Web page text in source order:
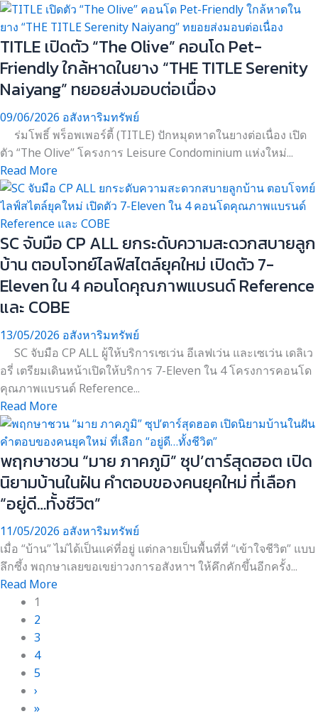
TITLE เปิดตัว “The Olive” คอนโด Pet-
Friendly ใกล้หาดในยาง “THE TITLE Serenity
Naiyang” ทยอยส่งมอบต่อเนื่อง
09/06/2026 อสังหาริมทรัพย์
ร่มโพธิ์ พร็อพเพอร์ตี้ (TITLE) ปักหมุดหาดในยางต่อเนื่อง เปิด
ตัว “The Olive” โครงการ Leisure Condominium แห่งใหม่...
Read More
SC จับมือ CP ALL ยกระดับความสะดวกสบายลูก
บ้าน ตอบโจทย์ไลฟ์สไตล์ยุคใหม่ เปิดตัว 7-
Eleven ใน 4 คอนโดคุณภาพแบรนด์ Reference
และ COBE
13/05/2026 อสังหาริมทรัพย์
SC จับมือ CP ALL ผู้ให้บริการเซเว่น อีเลฟเว่น และเซเว่น เดลิเว
อรี่ เตรียมเดินหน้าเปิดให้บริการ 7-Eleven ใน 4 โครงการคอนโด
คุณภาพแบรนด์ Reference...
Read More
พฤกษาชวน “มาย ภาคภูมิ” ซุป’ตาร์สุดฮอต เปิด
นิยามบ้านในฝัน คำตอบของคนยุคใหม่ ที่เลือก
“อยู่ดี…ทั้งชีวิต”
11/05/2026 อสังหาริมทรัพย์
เมื่อ “บ้าน” ไม่ได้เป็นแค่ที่อยู่ แต่กลายเป็นพื้นที่ที่ “เข้าใจชีวิต” แบบ
ลึกซึ้ง พฤกษาเลยขอเขย่าวงการอสังหาฯ ให้คึกคักขึ้นอีกครั้ง...
Read More
1
2
3
4
5
›
»